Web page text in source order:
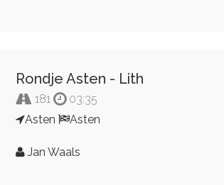
Rondje Asten - Lith
181
03:35
Asten
Asten
Jan Waals